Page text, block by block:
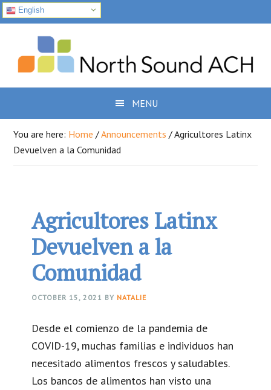
English
primary
navigation
content
MENU
You are here: Home /Announcements /Agricultores Latinx
Devuelven a la Comunidad
Agricultores Latinx
Devuelven a la
Comunidad
OCTOBER 15, 2021 BY NATALIE
Desde el comienzo de la pandemia de
COVID-19, muchas familias e individuos han
necesitado alimentos frescos y saludables.
Los bancos de alimentos han visto una